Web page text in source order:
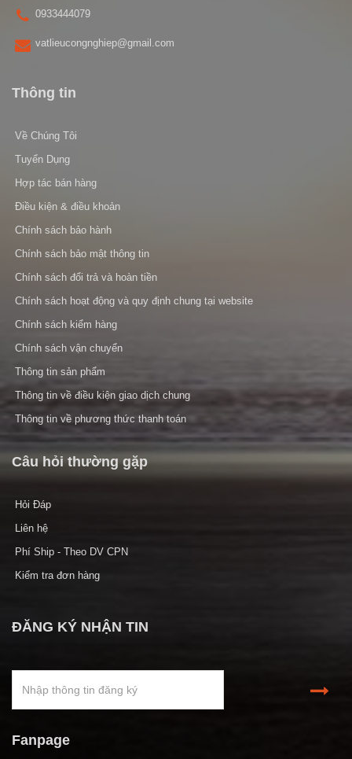
0933444079
vatlieucongnghiep@gmail.com
Thông tin
Về Chúng Tôi
Tuyển Dụng
Hợp tác bán hàng
Điều kiện & điều khoản
Chính sách bảo hành
Chính sách bảo mật thông tin
Chính sách đổi trả và hoàn tiền
Chính sách hoạt động và quy định chung tại website
Chính sách kiểm hàng
Chính sách vận chuyển
Thông tin sản phẩm
Thông tin về điều kiện giao dịch chung
Thông tin về phương thức thanh toán
Câu hỏi thường gặp
Hỏi Đáp
Liên hệ
Phí Ship - Theo DV CPN
Kiểm tra đơn hàng
ĐĂNG KÝ NHẬN TIN
Fanpage